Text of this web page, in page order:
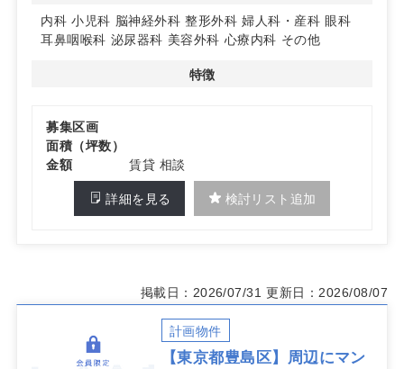
内科 小児科 脳神経外科 整形外科 婦人科・産科 眼科
耳鼻咽喉科 泌尿器科 美容外科 心療内科 その他
特徴
募集区画
面積（坪数）
金額
賃貸 相談
詳細を見る 検討リスト追加
掲載日：2026/07/31 更新日：2026/08/07
計画物件
【東京都豊島区】周辺にマン